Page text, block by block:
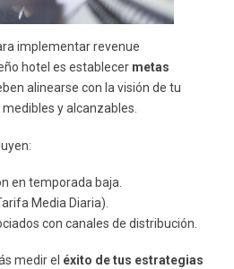
implementar revenue
hotel es establecer metas
alinearse con la visión de tu
y alcanzables.
en temporada baja.
Media Diaria).
con canales de distribución.
medir el éxito de tus estrategias